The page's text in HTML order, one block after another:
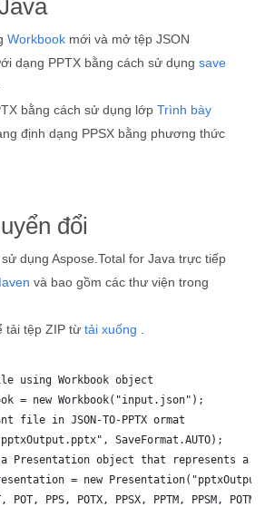
Workbook mới và mở tệp JSON
dạng PPTX bằng cách sử dụng save
bằng cách sử dụng lớp Trình bày
định dạng PPSX bằng phương thức
đổi
dụng Aspose.Total for Java trực tiếp
và bao gồm các thư viện trong
tải tệp ZIP từ tải xuống
using Workbook object
= new Workbook("input.json");
file in JSON-TO-PPTX ormat
SaveFormat.AUTO);
object that represents a
= new
PPS, POTX, PPSX, PPTM, PPSM,